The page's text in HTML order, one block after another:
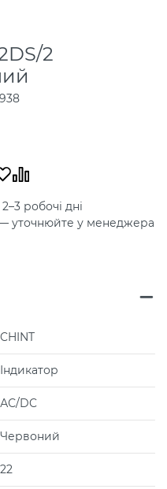
2
робочі дні
уточнюйте у менеджера
CHINT
Індикатор
АС/DC
Червоний
22